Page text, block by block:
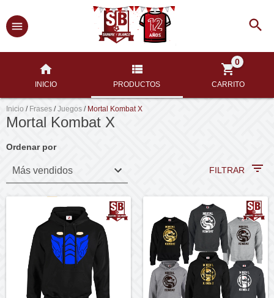
INICIO PRODUCTOS CARRITO
0
Inicio / Frases / Juegos / Mortal Kombat X
Mortal Kombat X
Ordenar por
FILTRAR